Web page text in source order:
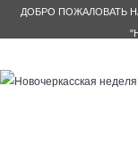
ДОБРО ПОЖАЛОВАТЬ